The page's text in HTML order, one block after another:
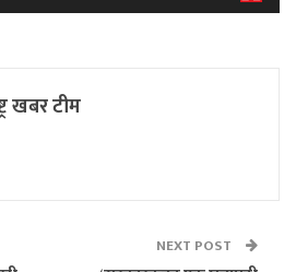
खबर टीम
NEXT POST